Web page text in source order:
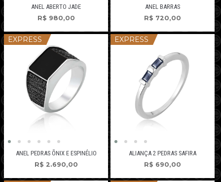
ANEL ABERTO JADE
R$ 980,00
ANEL BARRAS
R$ 720,00
EXPRESS
ANEL PEDRAS ÕNIX E ESPINÉLIO
R$ 2.690,00
EXPRESS
ALIANÇA 2 PEDRAS SAFIRA
R$ 690,00